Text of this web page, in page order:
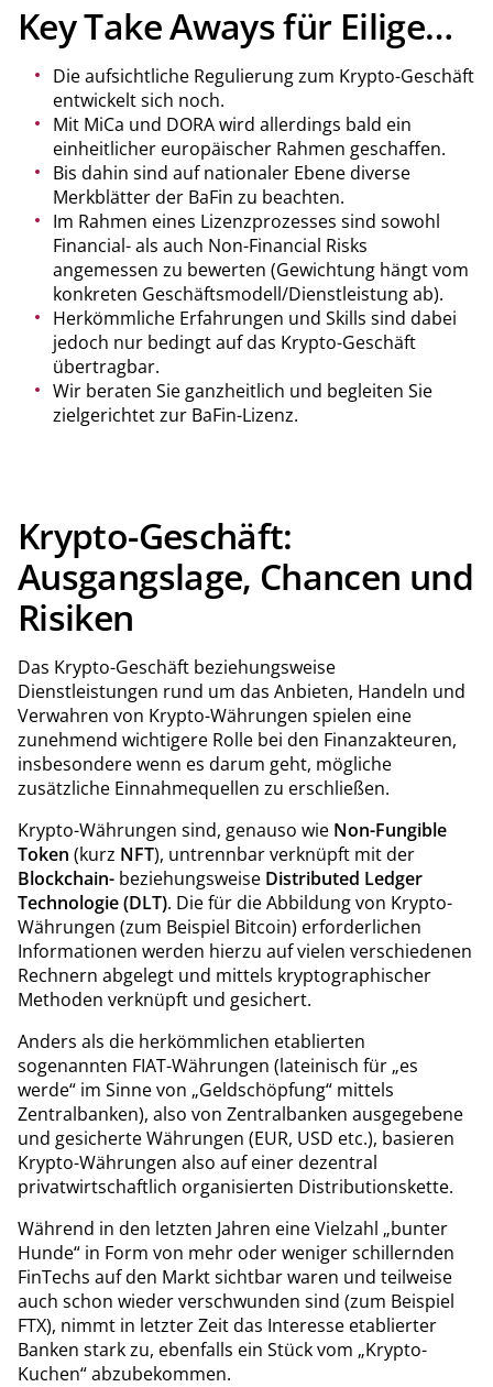
Key Take Aways für Eilige…
Die aufsichtliche Regulierung zum Krypto-Geschäft
entwickelt sich noch.
Mit MiCa und DORA wird allerdings bald ein
einheitlicher europäischer Rahmen geschaffen.
Bis dahin sind auf nationaler Ebene diverse
Merkblätter der BaFin zu beachten.
Im Rahmen eines Lizenzprozesses sind sowohl
Financial- als auch Non-Financial Risks
angemessen zu bewerten (Gewichtung hängt vom
konkreten Geschäftsmodell/Dienstleistung ab).
Herkömmliche Erfahrungen und Skills sind dabei
jedoch nur bedingt auf das Krypto-Geschäft
übertragbar.
Wir beraten Sie ganzheitlich und begleiten Sie
zielgerichtet zur BaFin-Lizenz.
Krypto-Geschäft:
Ausgangslage, Chancen und
Risiken
Das Krypto-Geschäft beziehungsweise
Dienstleistungen rund um das Anbieten, Handeln und
Verwahren von Krypto-Währungen spielen eine
zunehmend wichtigere Rolle bei den Finanzakteuren,
insbesondere wenn es darum geht, mögliche
zusätzliche Einnahmequellen zu erschließen.
Krypto-Währungen sind, genauso wie Non-Fungible
Token (kurz NFT), untrennbar verknüpft mit der
Blockchain- beziehungsweise Distributed Ledger
Technologie (DLT). Die für die Abbildung von Krypto-
Währungen (zum Beispiel Bitcoin) erforderlichen
Informationen werden hierzu auf vielen verschiedenen
Rechnern abgelegt und mittels kryptographischer
Methoden verknüpft und gesichert.
Anders als die herkömmlichen etablierten
sogenannten FIAT-Währungen (lateinisch für „es
werde“ im Sinne von „Geldschöpfung“ mittels
Zentralbanken), also von Zentralbanken ausgegebene
und gesicherte Währungen (EUR, USD etc.), basieren
Krypto-Währungen also auf einer dezentral
privatwirtschaftlich organisierten Distributionskette.
Während in den letzten Jahren eine Vielzahl „bunter
Hunde“ in Form von mehr oder weniger schillernden
FinTechs auf den Markt sichtbar waren und teilweise
auch schon wieder verschwunden sind (zum Beispiel
FTX), nimmt in letzter Zeit das Interesse etablierter
Banken stark zu, ebenfalls ein Stück vom „Krypto-
Kuchen“ abzubekommen.